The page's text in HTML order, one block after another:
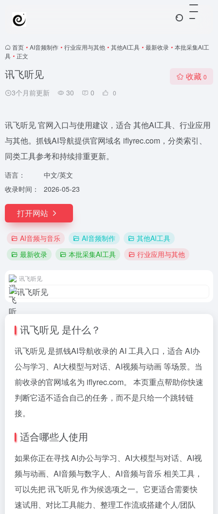
首页 • AI音频制作 • 行业应用与其他 • 其他AI工具 • 最新收录 • 本批采集AI工
具 • 正文
讯飞听见
3个月前更新 30 0 0
收藏 0
讯飞听见 官网入口与使用建议，适合 其他AI工具、行业应用
与其他。抓钱AI导航提供官网域名 iflyrec.com，分类索引、
同类工具参考和持续排重更新。
语言：
中文/英文
收录时间：
2026-05-23
打开网站
AI音频与音乐 AI音频制作
其他AI工具
最新收录
本批采集AI工具 行业应用与其他
讯飞听见
讯飞听见 是什么？
讯飞听见 是抓钱AI导航收录的 AI 工具入口，适合 AI办
公与学习、AI大模型与对话、AI视频与动画 等场景。当
前收录的官网域名为 iflyrec.com。 本页重点帮助你快速
判断它适不适合自己的任务，而不是只给一个跳转链
接。
适合哪些人使用
如果你正在寻找 AI办公与学习、AI大模型与对话、AI视
频与动画、AI音频与数字人、AI音频与音乐 相关工具，
可以先把 讯飞听见 作为候选项之一。它更适合需要快
速试用、对比工具能力、整理工作流或搭建个人/团队